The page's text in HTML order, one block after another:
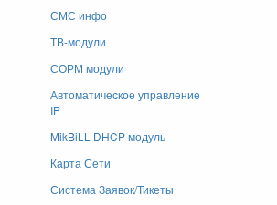
СМС инфо
ТВ-модули
СОРМ модули
Автоматическое управление
IP
MikBiLL DHCP модуль
Карта Сети
Система Заявок/Тикеты